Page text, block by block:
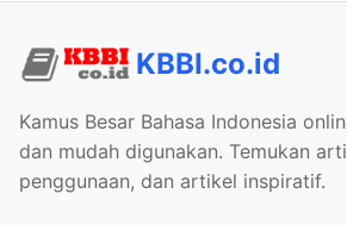
KBBI.co.id
Kamus Besar Bahasa Indonesia
dan mudah digunakan. Temukan
penggunaan, dan artikel inspiratif.